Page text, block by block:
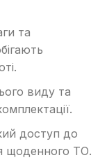
та
виду та
доступ до
щоденного ТО.